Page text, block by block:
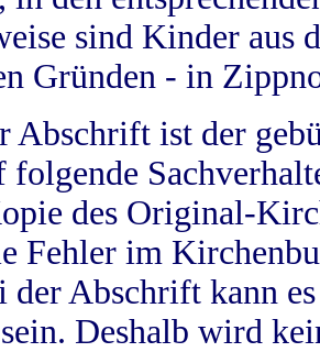
sind Kinder aus
Gründen - in
Abschrift ist der
folgende
des Original-
Fehler im
der Abschrift kann
Deshalb wird